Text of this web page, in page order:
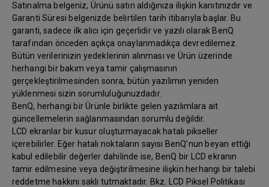
Satınalma belgeniz, Ürünü satın aldığınıza ilişkin kanıtınızdır ve
Garanti Süresi belgenizde belirtilen tarih itibarıyla başlar. Bu
garanti, sadece ilk alıcı için geçerlidir ve yazılı olarak BenQ
tarafından önceden açıkça onaylanmadıkça devredilemez.
Bütün verilerinizin yedeklerinin alınması ve Ürün üzerinde
herhangi bir bakım veya tamir çalışmasının
gerçekleştirilmesinden sonra, bütün yazılımın yeniden
yüklenmesi sizin sorumluluğunuzdadır.
BenQ, herhangi bir Ürünle birlikte gelen yazılımlara ait
güncellemelerin sağlanmasından sorumlu değildir.
LCD ekranlar bir kusur oluşturmayacak hatalı pikseller
içerebilirler. Eğer hatalı noktaların sayısı BenQ’nun beyan ettiği
kabul edilebilir değerler dahilinde ise, BenQ bir LCD ekranın
tamir edilmesine veya değiştirilmesine ilişkin herhangi bir talebi
reddetme hakkını saklı tutmaktadır. Bkz. LCD Piksel Politikası